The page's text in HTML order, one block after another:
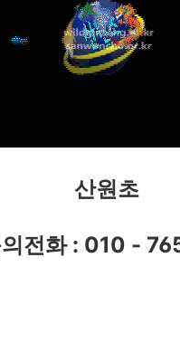
산원초
의전화 : 010 -